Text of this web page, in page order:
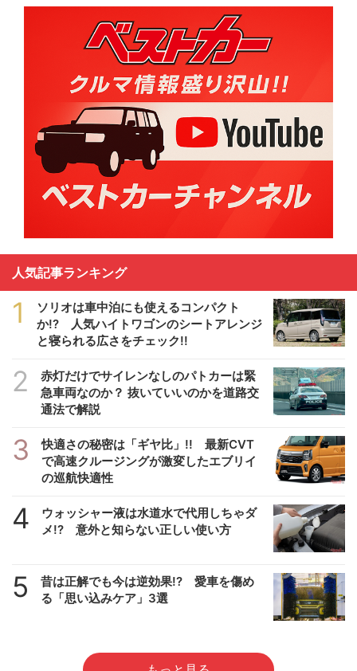
人気記事ランキング
1
ソリオは車中泊にも使えるコンパクト
か!? 人気ハイトワゴンのシートアレンジ
と寝られる広さをチェック!!
2
赤灯だけでサイレンなしのパトカーは緊
急車両なのか？ 抜いていいのかを道路交
通法で解説
3
快適さの秘密は「ギヤ比」!! 最新CVT
で高速クルージングが激変したエブリイ
の巡航快適性
4
ウォッシャー液は水道水で代用しちゃダ
メ!? 意外と知らない正しい使い方
5
昔は正解でも今は逆効果!? 愛車を傷め
る「思い込みケア」3選